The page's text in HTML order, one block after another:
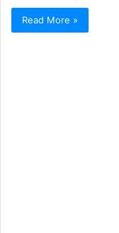
Read More »